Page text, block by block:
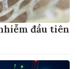
đầu tiên